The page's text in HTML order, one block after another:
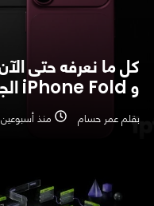
و iPhone Fold الجديد!
بقلم عمر حسام منذ أسبوعين